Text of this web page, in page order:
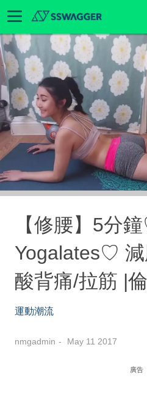
【修腰】5分
Yogalates♡
酸背痛/拉筋 |
運動潮流
nmgadmin May 11 2017
廣告